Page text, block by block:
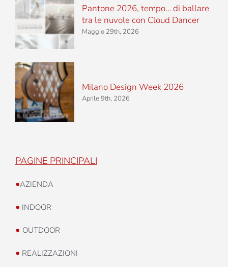
Pantone 2026, tempo… di ballare
tra le nuvole con Cloud Dancer
Maggio 29th, 2026
Milano Design Week 2026
Aprile 9th, 2026
PAGINE PRINCIPALI
•AZIENDA
• INDOOR
• OUTDOOR
• REALIZZAZIONI